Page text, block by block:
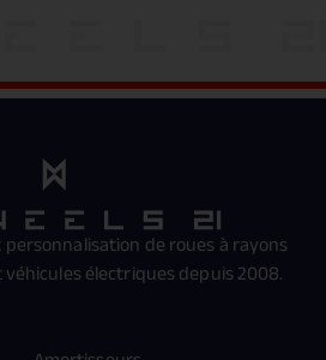
de roues à rayons
électriques depuis 2008.